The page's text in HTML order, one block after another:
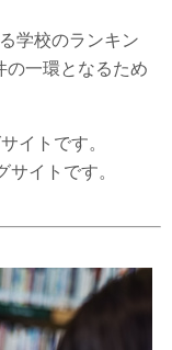
学校のランキン
の一環となるため
イトです。
サイトです。